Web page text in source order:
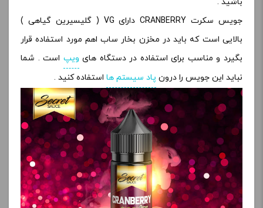
جویس سکرت CRANBERRY دارای VG ( گلیسیرین گیاهی )
بالایی است که باید در مخزن بخار ساب اهم مورد استفاده قرار
بگیرد و مناسب برای استفاده در دستگاه های ویپ است . شما
نباید این جویس را درون پاد سیستم ها استفاده کنید .